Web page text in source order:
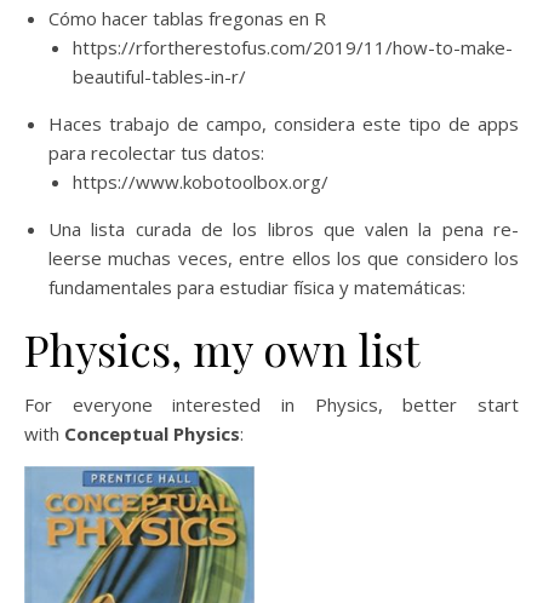
Cómo hacer tablas fregonas en R
https://rfortherestofus.com/2019/11/how-to-make-
beautiful-tables-in-r/
Haces trabajo de campo, considera este tipo de apps
para recolectar tus datos:
https://www.kobotoolbox.org/
Una lista curada de los libros que valen la pena re-
leerse muchas veces, entre ellos los que considero los
fundamentales para estudiar física y matemáticas:
Physics, my own list
For everyone interested in Physics, better start
with Conceptual Physics: